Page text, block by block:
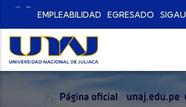
Pasar al contenido principal
EMPLEABILIDAD EGRESADO SIGAU